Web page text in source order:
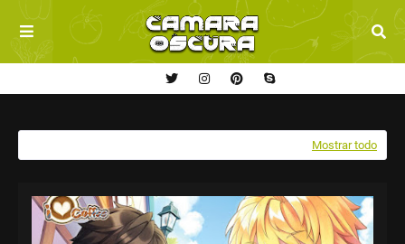
Mostrar todo